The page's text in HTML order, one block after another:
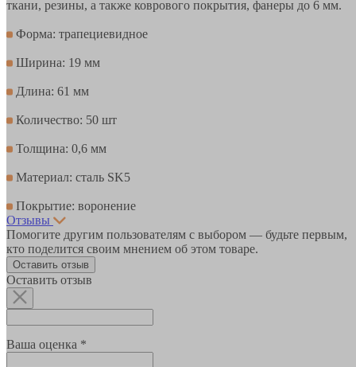
ткани, резины, а также коврового покрытия, фанеры до 6 мм.
Форма: трапециевидное
Ширина: 19 мм
Длина: 61 мм
Количество: 50 шт
Толщина: 0,6 мм
Материал: сталь SK5
Покрытие: воронение
Отзывы
Помогите другим пользователям с выбором — будьте первым,
кто поделится своим мнением об этом товаре.
Оставить отзыв
Оставить отзыв
Ваша оценка *